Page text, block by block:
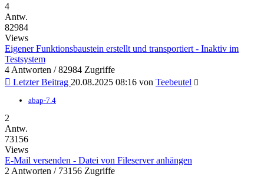
4
Antw.
82984
Views
Eigener Funktionsbaustein erstellt und transportiert - Inaktiv im
Testsystem
4 Antworten / 82984 Zugriffe
Letzter Beitrag 20.08.2025 08:16 von Teebeutel
abap-7.4
2
Antw.
73156
Views
E-Mail versenden - Datei von Fileserver anhängen
2 Antworten / 73156 Zugriffe